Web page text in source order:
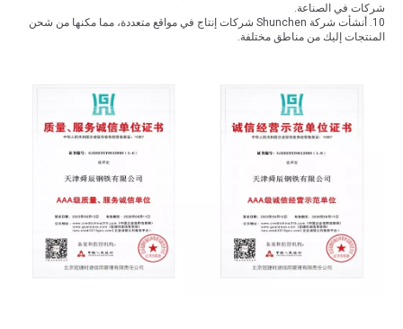
شركات في الصناعة.
10. أنشأت شركة Shunchen شركات إنتاج في مواقع متعددة، مما مكنها من شحن
المنتجات إليك من مناطق مختلفة.